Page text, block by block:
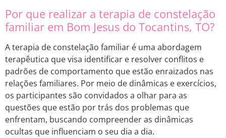
Por que realizar a terapia de constelação
familiar em Bom Jesus do Tocantins, TO?
A terapia de constelação familiar é uma abordagem
terapêutica que visa identificar e resolver conflitos e
padrões de comportamento que estão enraizados nas
relações familiares. Por meio de dinâmicas e exercícios,
os participantes são convidados a olhar para as
questões que estão por trás dos problemas que
enfrentam, buscando compreender as dinâmicas
ocultas que influenciam o seu dia a dia.